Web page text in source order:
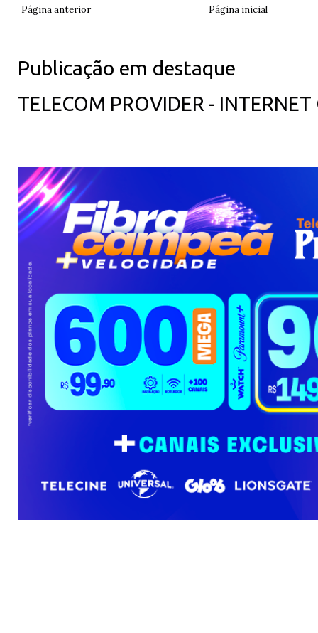
Página anterior Página inicial
Publicação em destaque
TELECOM PROVIDER -